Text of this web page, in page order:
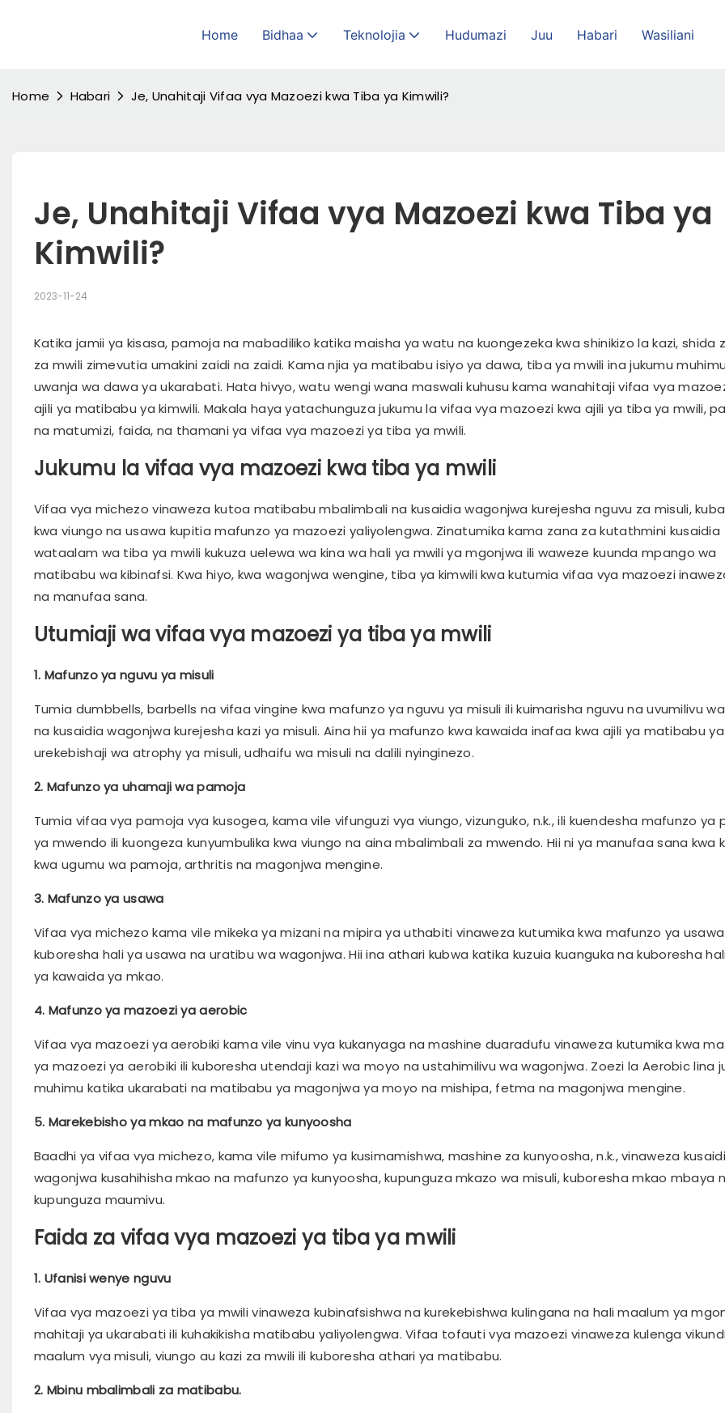
Home Bidhaa Teknolojia Hudumazi Juu Habari Wasiliani
Home Habari Je, Unahitaji Vifaa vya Mazoezi kwa Tiba ya Kimwili?
Je, Unahitaji Vifaa vya Mazoezi kwa Tiba ya
Kimwili?
2023-11-24
Katika jamii ya kisasa, pamoja na mabadiliko katika maisha ya watu na kuongezeka kwa shinikizo la kazi, shida
za mwili zimevutia umakini zaidi na zaidi. Kama njia ya matibabu isiyo ya dawa, tiba ya mwili ina jukumu
uwanja wa dawa ya ukarabati. Hata hivyo, watu wengi wana maswali kuhusu kama wanahitaji vifaa vya
ajili ya matibabu ya kimwili. Makala haya yatachunguza jukumu la vifaa vya mazoezi kwa ajili ya tiba ya mwili,
na matumizi, faida, na thamani ya vifaa vya mazoezi ya tiba ya mwili.
Jukumu la vifaa vya mazoezi kwa tiba ya mwili
Vifaa vya michezo vinaweza kutoa matibabu mbalimbali na kusaidia wagonjwa kurejesha nguvu za misuli,
kwa viungo na usawa kupitia mafunzo ya mazoezi yaliyolengwa. Zinatumika kama zana za kutathmini kusaidia
wataalam wa tiba ya mwili kukuza uelewa wa kina wa hali ya mwili ya mgonjwa ili waweze kuunda mpango wa
matibabu wa kibinafsi. Kwa hiyo, kwa wagonjwa wengine, tiba ya kimwili kwa kutumia vifaa vya mazoezi
na manufaa sana.
Utumiaji wa vifaa vya mazoezi ya tiba ya mwili
1. Mafunzo ya nguvu ya misuli
Tumia dumbbells, barbells na vifaa vingine kwa mafunzo ya nguvu ya misuli ili kuimarisha nguvu na uvumilivu
na kusaidia wagonjwa kurejesha kazi ya misuli. Aina hii ya mafunzo kwa kawaida inafaa kwa ajili ya matibabu ya
urekebishaji wa atrophy ya misuli, udhaifu wa misuli na dalili nyinginezo.
2. Mafunzo ya uhamaji wa pamoja
Tumia vifaa vya pamoja vya kusogea, kama vile vifunguzi vya viungo, vizunguko, n.k., ili kuendesha mafunzo ya
ya mwendo ili kuongeza kunyumbulika kwa viungo na aina mbalimbali za mwendo. Hii ni ya manufaa sana kwa
kwa ugumu wa pamoja, arthritis na magonjwa mengine.
3. Mafunzo ya usawa
Vifaa vya michezo kama vile mikeka ya mizani na mipira ya uthabiti vinaweza kutumika kwa mafunzo ya usawa
kuboresha hali ya usawa na uratibu wa wagonjwa. Hii ina athari kubwa katika kuzuia kuanguka na kuboresha
ya kawaida ya mkao.
4. Mafunzo ya mazoezi ya aerobic
Vifaa vya mazoezi ya aerobiki kama vile vinu vya kukanyaga na mashine duaradufu vinaweza kutumika kwa
ya mazoezi ya aerobiki ili kuboresha utendaji kazi wa moyo na ustahimilivu wa wagonjwa. Zoezi la Aerobic lina
muhimu katika ukarabati na matibabu ya magonjwa ya moyo na mishipa, fetma na magonjwa mengine.
5. Marekebisho ya mkao na mafunzo ya kunyoosha
Baadhi ya vifaa vya michezo, kama vile mifumo ya kusimamishwa, mashine za kunyoosha, n.k., vinaweza
wagonjwa kusahihisha mkao na mafunzo ya kunyoosha, kupunguza mkazo wa misuli, kuboresha mkao mbaya
kupunguza maumivu.
Faida za vifaa vya mazoezi ya tiba ya mwili
1. Ufanisi wenye nguvu
Vifaa vya mazoezi ya tiba ya mwili vinaweza kubinafsishwa na kurekebishwa kulingana na hali maalum ya
mahitaji ya ukarabati ili kuhakikisha matibabu yaliyolengwa. Vifaa tofauti vya mazoezi vinaweza kulenga vikundi
maalum vya misuli, viungo au kazi za mwili ili kuboresha athari ya matibabu.
2. Mbinu mbalimbali za matibabu.